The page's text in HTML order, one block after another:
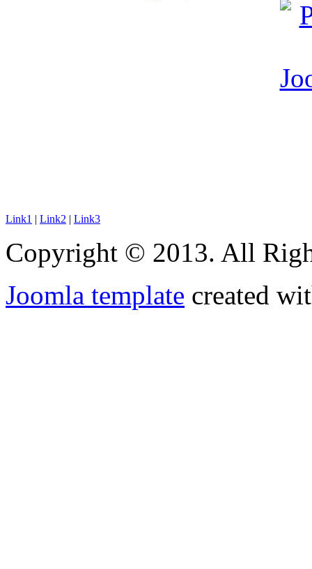
Link1 | Link2 | Link3
Copyright © 2013. All
Joomla template created